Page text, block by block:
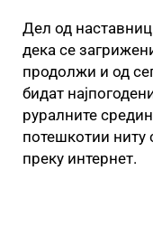
Дел од
дека се
продолжи и од
бидат
руралните
потешкотии ниту
преку интернет.